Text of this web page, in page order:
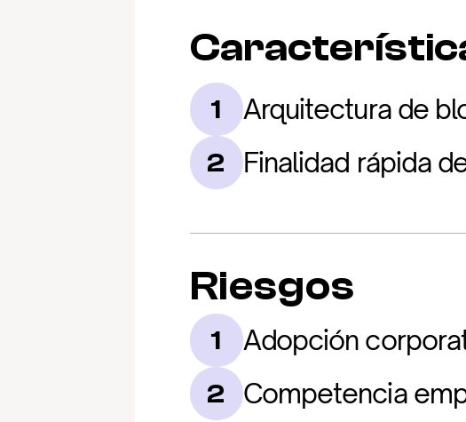
1 Arquitectura de
2 Finalidad rápida
Riesgos
1 Adopción
2 Competencia